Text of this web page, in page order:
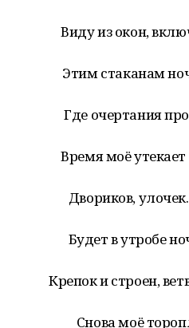
Виду из окон,
Этим стаканам
Где очертания
Время моё
Двориков,
Будет в утробе
Крепок и строен,
Снова моё